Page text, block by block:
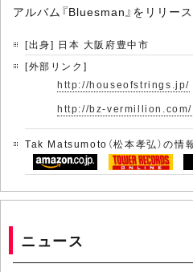
アルバム『Bluesman』をリリース
[出身] 日本 大阪府豊中市
[外部リンク]
http://houseofstrings.jp/
http://bz-vermillion.com/
Tak Matsumoto（松本孝弘）の情
ニュース